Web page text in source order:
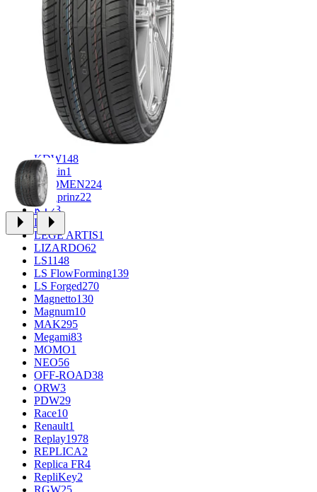
CROSS_STREET30
Eurodisk 1
FF34
GR71
Grizzly3
iFree1004
iFree Original 53
Ikon1
INFORGED 1
1
KDW148
Keskin1
KHOMEN224
Kronprinz22
KT23
LE
13
LEGE ARTIS1
LIZARDO62
LS1148
LS FlowForming139
LS Forged270
Magnetto130
Magnum10
MAK295
Megami83
MOMO1
NEO56
OFF-ROAD38
ORW3
PDW29
Race10
Renault1
Replay1978
REPLICA2
Replica FR4
RepliKey2
RGW25